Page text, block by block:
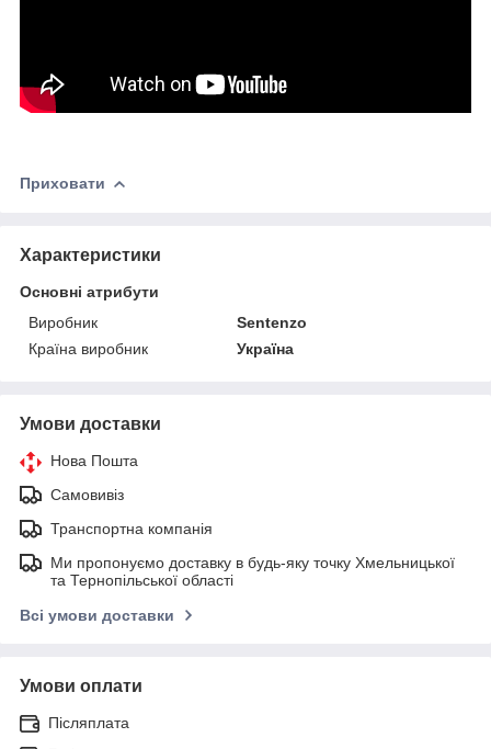
Приховати
Характеристики
Основні атрибути
Виробник
Sentenzo
Країна виробник
Україна
Умови доставки
Нова Пошта
Самовивіз
Транспортна компанія
Ми пропонуємо доставку в будь-яку точку Хмельницької
та Тернопільської області
Всі умови доставки
Умови оплати
Післяплата